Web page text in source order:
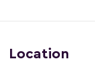
Location